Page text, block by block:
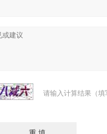
请输入计算结果（